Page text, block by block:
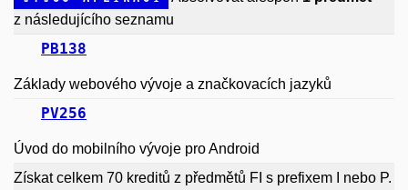
z následujícího seznamu
PB138
Základy webového vývoje a značkovacích jazyků
PV256
Úvod do mobilního vývoje pro Android
Získat celkem 70 kreditů z předmětů FI s prefixem I nebo P.